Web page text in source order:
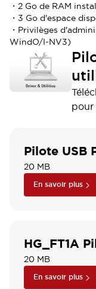
・ 2 Go de RAM
・ 3 Go d'espace
・ Privilèges
WindO/I-NV3)
pour
Pilote USB
20 MB
En savoir plus
HG_FT1A
20 MB
En savoir plus